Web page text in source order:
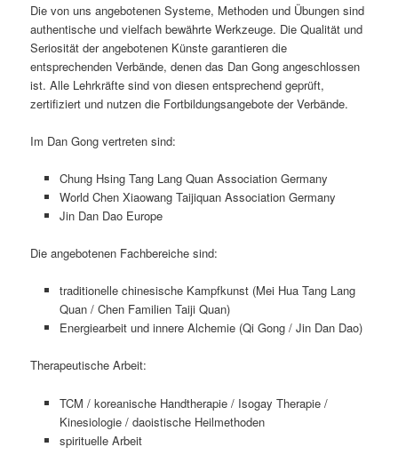
Die von uns angebotenen Systeme, Methoden und Übungen sind
authentische und vielfach bewährte Werkzeuge. Die Qualität und
Seriosität der angebotenen Künste garantieren die
entsprechenden Verbände, denen das Dan Gong angeschlossen
ist. Alle Lehrkräfte sind von diesen entsprechend geprüft,
zertifiziert und nutzen die Fortbildungsangebote der Verbände.
Im Dan Gong vertreten sind:
Chung Hsing Tang Lang Quan Association Germany
World Chen Xiaowang Taijiquan Association Germany
Jin Dan Dao Europe
Die angebotenen Fachbereiche sind:
traditionelle chinesische Kampfkunst (Mei Hua Tang Lang
Quan / Chen Familien Taiji Quan)
Energiearbeit und innere Alchemie (Qi Gong / Jin Dan Dao)
Therapeutische Arbeit:
TCM / koreanische Handtherapie / Isogay Therapie /
Kinesiologie / daoistische Heilmethoden
spirituelle Arbeit